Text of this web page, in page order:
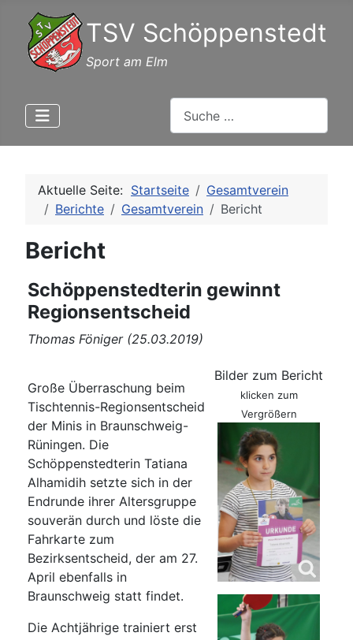
TSV Schöppenstedt
Sport am Elm
Aktuelle Seite: Startseite
Gesamtverein
Berichte
Gesamtverein Bericht
Bericht
Schöppenstedterin gewinnt
Regionsentscheid
Thomas Föniger (25.03.2019)
Große Überraschung beim
Tischtennis-Regionsentscheid
der Minis in Braunschweig-
Rüningen. Die
Schöppenstedterin Tatiana
Alhamidih setzte sich in der
Endrunde ihrer Altersgruppe
souverän durch und löste die
Fahrkarte zum
Bezirksentscheid, der am 27.
April ebenfalls in
Braunschweig statt findet.
Die Achtjährige trainiert erst
Bilder zum Bericht
klicken zum
Vergrößern